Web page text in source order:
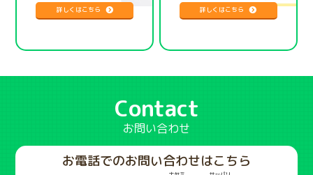
詳しくはこちら 詳しくはこちら
Contact
お問い合わせ
お電話でのお問い合わせはこちら